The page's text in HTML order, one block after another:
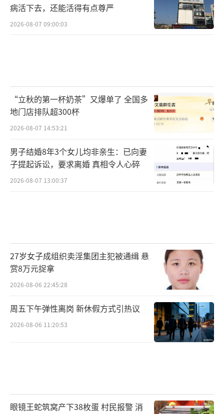
病活下去，还能活得有点尊严
2026-08-07 09:00:03
“立秋的第一杯奶茶”又爆单了 全国多
地门店排队超300杯
2026-08-07 14:53:21
男子结婚8年3个女儿均非亲生：已向妻
子提起诉讼，要求离婚 真相令人心碎
2026-08-07 13:00:37
27岁女子成组织卖淫集团主犯被通缉 悬
赏8万元捉拿
2026-08-06 22:45:28
周五下午弹性离岗 新休假方式引热议
2026-08-06 11:20:53
眼镜王蛇筑窝产下38枚蛋 村民报警 消